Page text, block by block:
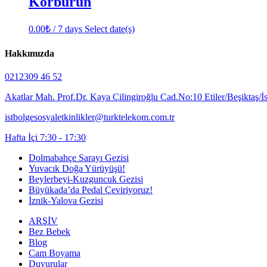
0.00₺ / 7 days Select date(s)
Hakkımızda
0212309 46 52
Akatlar Mah. Prof.Dr. Kaya Çilingiroğlu Cad.No:10 Etiler/Beşiktaş/
istbolgesosyaletkinlikler@turktelekom.com.tr
Hafta İçi 7:30 - 17:30
Dolmabahçe Sarayı Gezisi
Yuvacık Doğa Yürüyüşü!
Beylerbeyi-Kuzguncuk Gezisi
Büyükada’da Pedal Çeviriyoruz!
İznik-Yalova Gezisi
ARŞİV
Bez Bebek
Blog
Cam Boyama
Duyurular